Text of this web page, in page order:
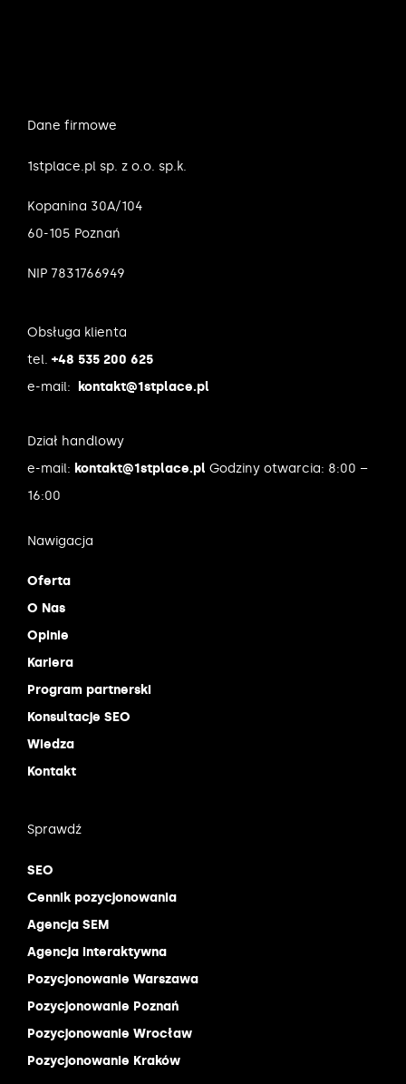
Dane firmowe
1stplace.pl sp. z o.o. sp.k.
Kopanina 30A/104
60-105 Poznań
NIP 7831766949
Obsługa klienta
tel. +48 535 200 625
e-mail:
kontakt@1stplace.pl
Dział handlowy
e-mail: kontakt@1stplace.pl Godziny otwarcia: 8:00 –
16:00
Nawigacja
Oferta
O Nas
Opinie
Kariera
Program partnerski
Konsultacje SEO
Wiedza
Kontakt
Sprawdź
SEO
Cennik pozycjonowania
Agencja SEM
Agencja interaktywna
Pozycjonowanie Warszawa
Pozycjonowanie Poznań
Pozycjonowanie Wrocław
Pozycjonowanie Kraków